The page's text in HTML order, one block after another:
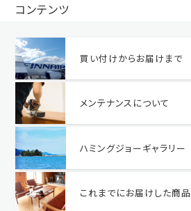
コンテンツ
買い付けからお届けまで
メンテナンスについて
ハミングジョーギャラリー
これまでにお届けした商品